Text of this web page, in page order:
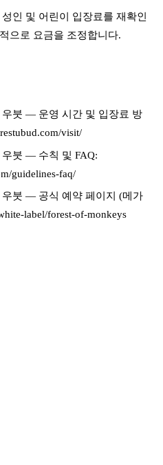
인 및 어린이 입장료를 재확인
으로 요금을 조정합니다.
붓 — 운영 시간 및 입장료 방
visit/
붓 — 수칙 및 FAQ:
guidelines-faq/
붓 — 공식 예약 페이지 (메가
label/forest-of-monkeys